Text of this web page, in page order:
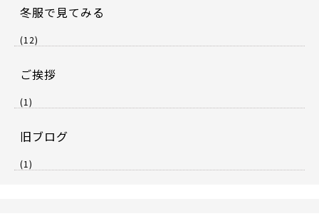
冬服で見てみる
(12)
ご挨拶
(1)
旧ブログ
(1)